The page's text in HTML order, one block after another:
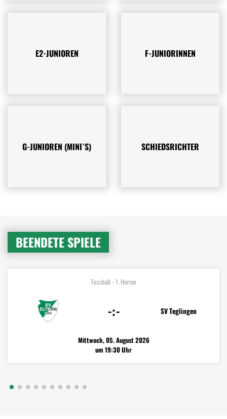
E2-JUNIOREN F-JUNIORINNEN
G-JUNIOREN (MINI`S) SCHIEDSRICHTER
BEENDETE SPIELE
Fussball - 1. Herren
-:- SV Teglingen
Mittwoch, 05. August 2026
um 19:30 Uhr